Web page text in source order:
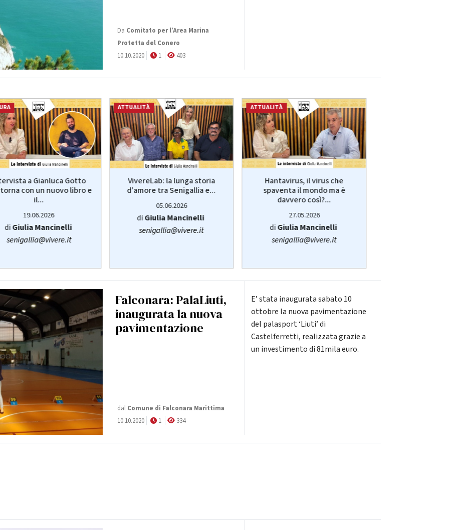
Da Comitato per l’Area Marina
Protetta del Conero
10.10.2020
1 403
a Gianluca Gotto
con un nuovo libro e
il...
19.06.2026
diGiulia Mancinelli
senigallia@vivere.it
ATTUALITÀ
VivereLab: la lunga storia
d'amore tra Senigallia e...
05.06.2026
diGiulia Mancinelli
senigallia@vivere.it
ATTUALITÀ
Hantavirus, il virus che
spaventa il mondo ma è
davvero così?...
27.05.2026
diGiulia Mancinelli
senigallia@vivere.it
Falconara: PalaLiuti,
inaugurata la nuova
pavimentazione
dal Comune di Falconara Marittima
10.10.2020
1 334
E’ stata inaugurata sabato 10
ottobre la nuova pavimentazione
del palasport ‘Liuti’ di
Castelferretti, realizzata grazie a
un investimento di 81mila euro.